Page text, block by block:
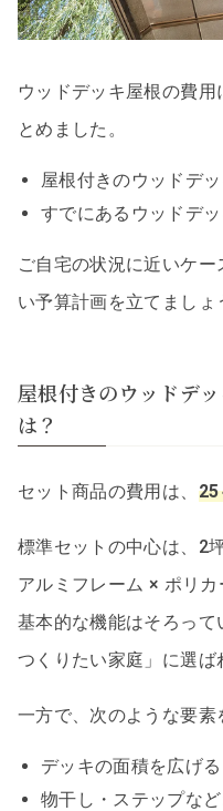
ウッドデッキ屋根の費
とめました。
屋根付きのウッドデ
すでにあるウッドデ
ご自宅の状況に近いケ
い予算計画を立てましょ
屋根付きのウッドデ
は？
セット商品の費用は、 25
標準セットの中心は、2
アルミフレーム × ポリカ
基本的な機能はそろっ
つくりたい家庭」に選ば
一方で、次のような要素
デッキの面積を広げる
物干し・ステップな